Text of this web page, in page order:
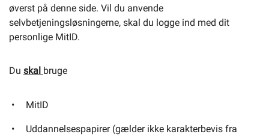
øverst på denne side. Vil du anvende
selvbetjeningsløsningerne, skal du logge ind med dit
personlige MitID.
Du skal bruge
MitID
Uddannelsespapirer (gælder ikke karakterbevis fra